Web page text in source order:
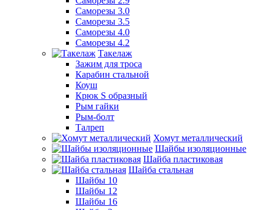
Саморезы 3.0
Саморезы 3.5
Саморезы 4.0
Саморезы 4.2
Такелаж
Зажим для троса
Карабин стальной
Коуш
Крюк S образный
Рым гайки
Рым-болт
Талреп
Хомут металлический
Шайбы изоляционные
Шайба пластиковая
Шайба стальная
Шайбы 10
Шайбы 12
Шайбы 16